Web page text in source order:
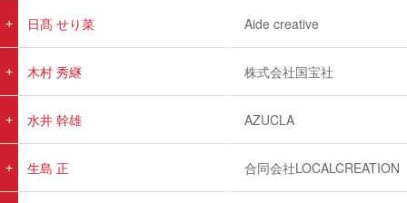
日髙 せり菜 Aide creative
木村 秀継 株式会社国宝社
水井 幹雄 AZUCLA
生島 正 合同会社LOCALCREATION